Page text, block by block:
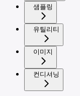
샘플링
유틸리티
이미지
컨디셔닝